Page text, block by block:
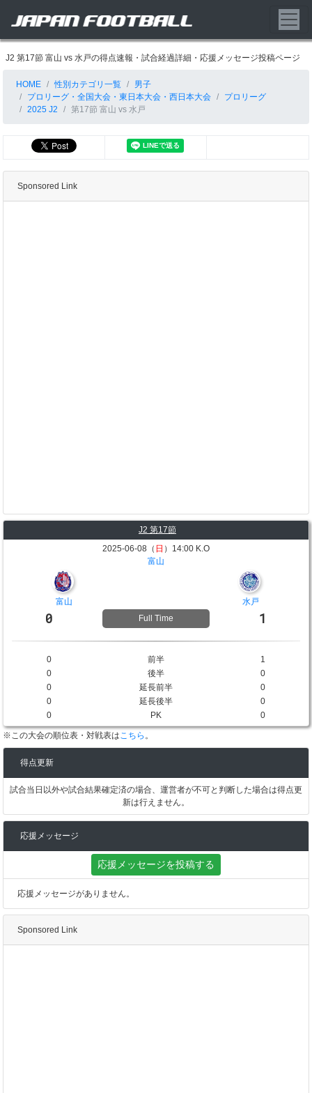
J2 第17節 富山 vs 水戸の得点速報・試合経過詳細・応援メッセージ投稿ページ
HOME 性別カテゴリ一覧
男子
プロリーグ・全国大会・東日本大会・西日本大会
プロリーグ
2025 J2
第17節 富山 vs 水戸
Sponsored Link
J2 第17節
2025-06-08（ 日 ）14:00 K.O
富山
富山 水戸
0 Full Time 1
0 前半
1
0
後半
0
0
延長前半
0
0
延長後半
0
0
PK 0
※この大会の順位表・対戦表はこちら 。
得点更新
試合当日以外や試合結果確定済の場合、運営者が不可と判断した場合は得点更
新は行えません。
応援メッセージ
応援メッセージを投稿する
応援メッセージがありません。
Sponsored Link